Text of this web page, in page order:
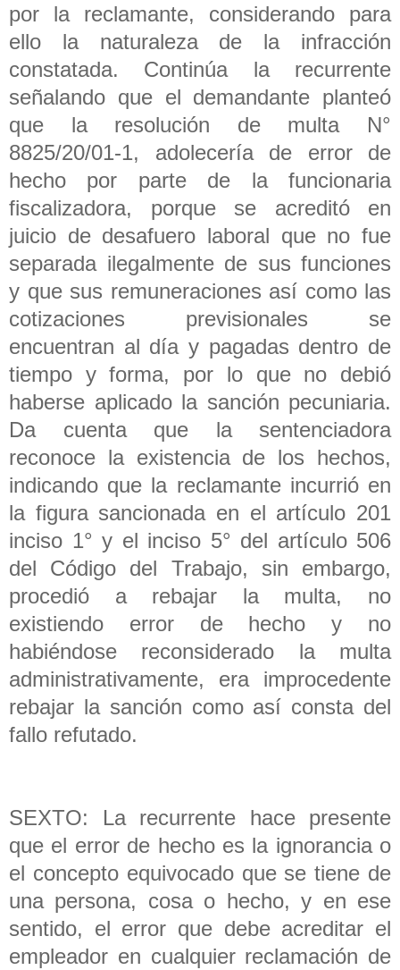
por la reclamante, considerando para
ello la naturaleza de la infracción
constatada. Continúa la recurrente
señalando que el demandante planteó
que la resolución de multa N°
8825/20/01-1, adolecería de error de
hecho por parte de la funcionaria
fiscalizadora, porque se acreditó en
juicio de desafuero laboral que no fue
separada ilegalmente de sus funciones
y que sus remuneraciones así como las
cotizaciones previsionales se
encuentran al día y pagadas dentro de
tiempo y forma, por lo que no debió
haberse aplicado la sanción pecuniaria.
Da cuenta que la sentenciadora
reconoce la existencia de los hechos,
indicando que la reclamante incurrió en
la figura sancionada en el artículo 201
inciso 1° y el inciso 5° del artículo 506
del Código del Trabajo, sin embargo,
procedió a rebajar la multa, no
existiendo error de hecho y no
habiéndose reconsiderado la multa
administrativamente, era improcedente
rebajar la sanción como así consta del
fallo refutado.
SEXTO: La recurrente hace presente
que el error de hecho es la ignorancia o
el concepto equivocado que se tiene de
una persona, cosa o hecho, y en ese
sentido, el error que debe acreditar el
empleador en cualquier reclamación de